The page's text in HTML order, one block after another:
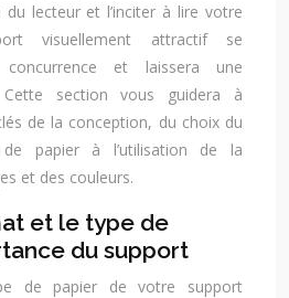
du lecteur et l’inciter à lire votre
visuellement attractif se
et laissera une
Cette section vous guidera à
de la conception, du choix du
papier à l’utilisation de la
et des couleurs.
et le type de
du support
de papier de votre support